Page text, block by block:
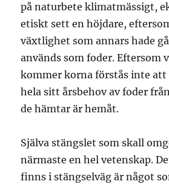
på naturbete klimatmässigt,
etiskt sett en höjdare,
växtlighet som annars hade
används som foder. Eftersom
kommer korna förstås inte
hela sitt årsbehov av foder
de hämtar är hemåt.
Själva stängslet som skall
närmaste en hel vetenskap.
finns i stängselväg är något